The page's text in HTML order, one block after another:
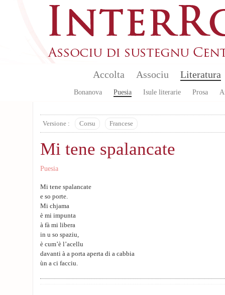
Accolta Associu Literatura
Bonanova Puesia Isule literarie Prosa
Versione : Corsu Francese
Mi tene spalancate
Puesia
Mi tene spalancate
e so porte.
Mi chjama
è mi impunta
à fà mi libera
in u so spaziu,
è cum’è l’acellu
davanti à a porta aperta di a cabbia
ùn a ci facciu.